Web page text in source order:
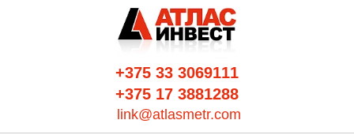
+375 33 3069111
+375 17 3881288
link@atlasmetr.com